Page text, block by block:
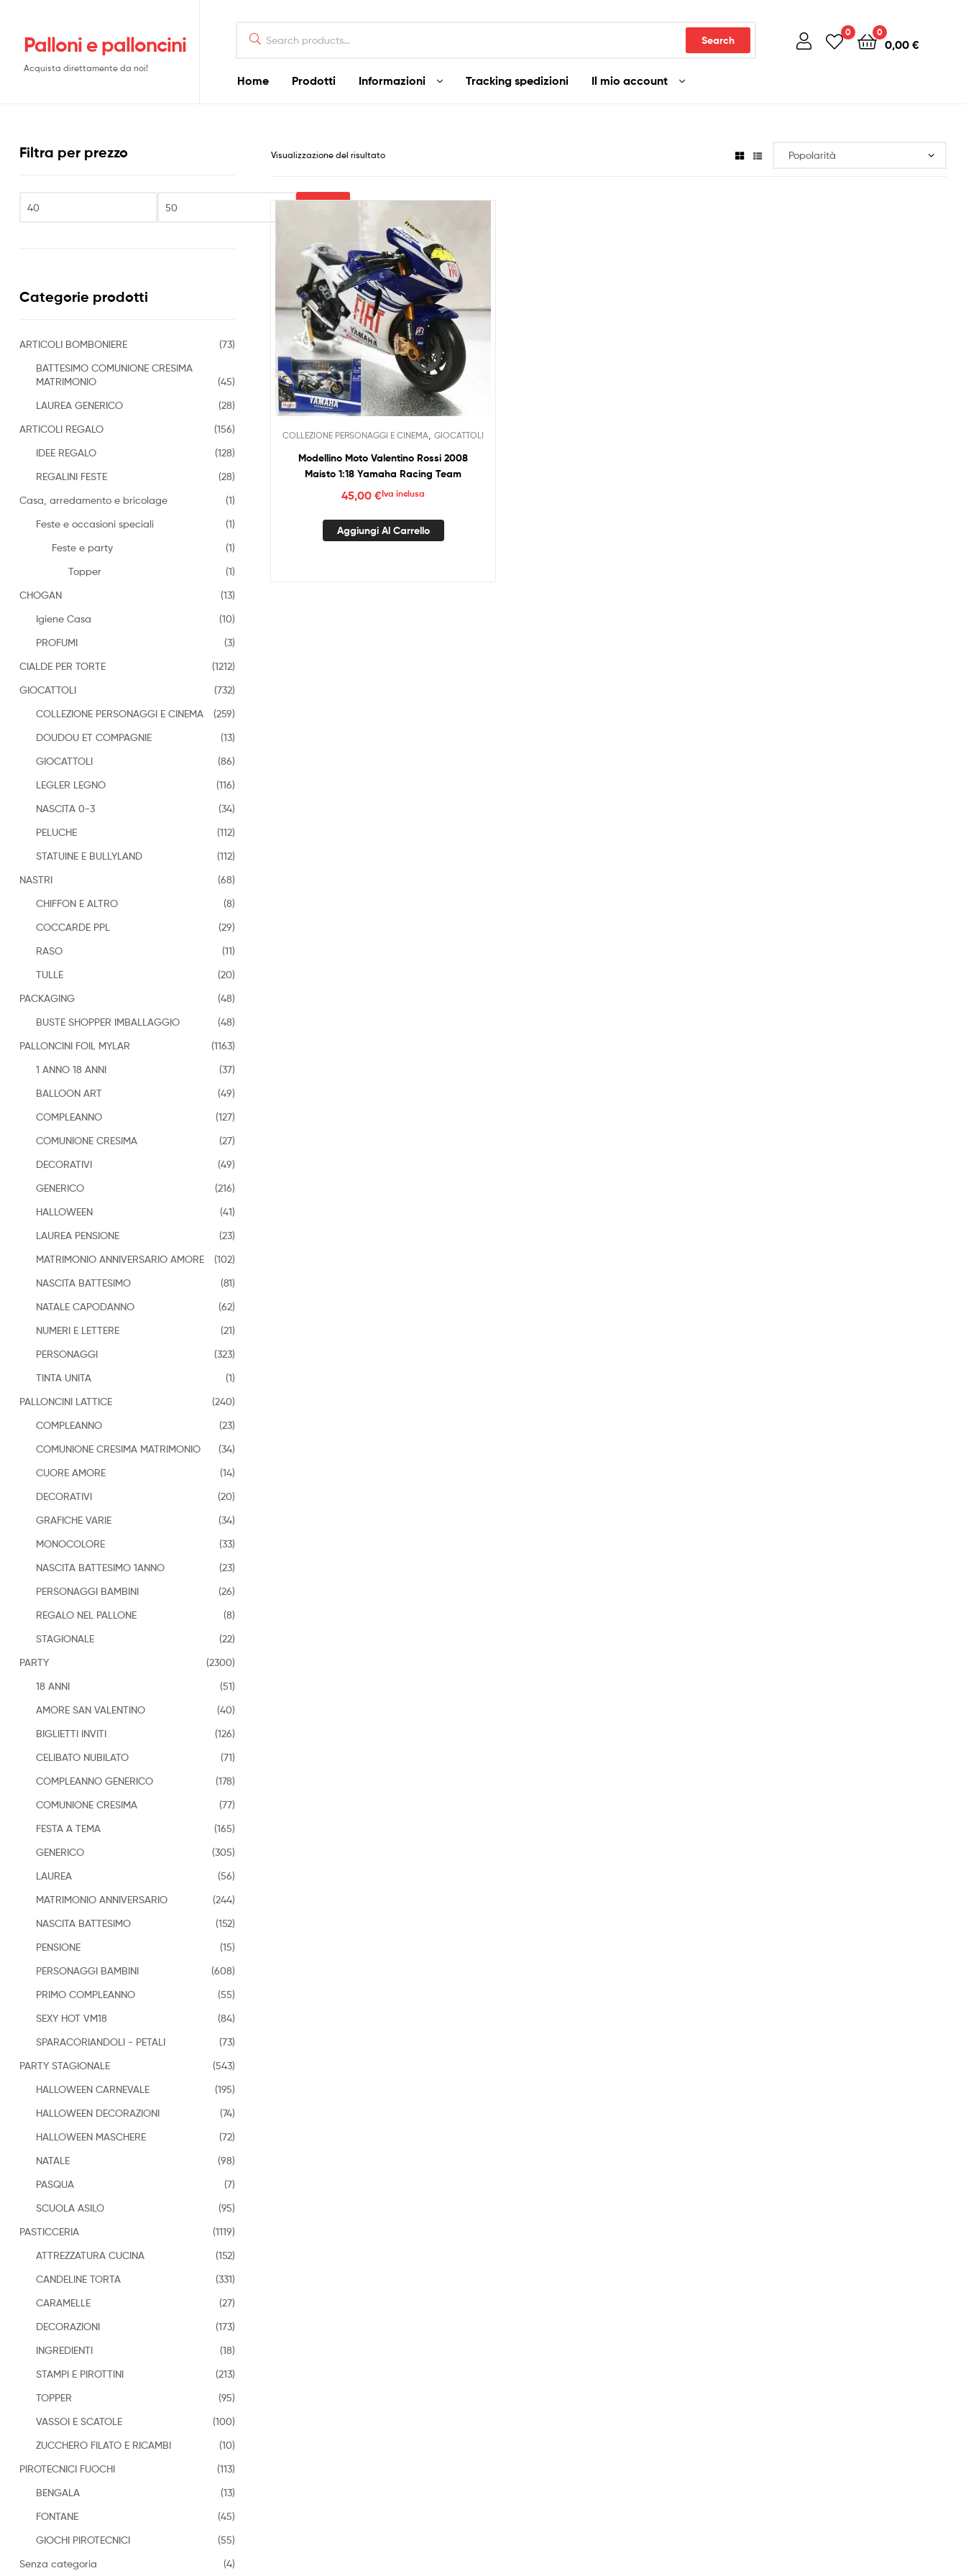
Palloni e palloncini
Acquista direttamente da noi!
for:
Search
0 0
0,00 €
Home Prodotti Informazioni Tracking spedizioni Il mio account
Visualizzazione del risultato
COLLEZIONE PERSONAGGI E CINEMA ,GIOCATTOLI
Modellino Moto Valentino Rossi 2008
Maisto 1:18 Yamaha Racing Team
45,00€Iva inclusa
Aggiungi Al Carrello
Filtra per prezzo
Categorie prodotti
ARTICOLI BOMBONIERE
(73)
BATTESIMO COMUNIONE CRESIMA
MATRIMONIO
(45)
LAUREA GENERICO
(28)
ARTICOLI REGALO
(156)
IDEE REGALO
(128)
REGALINI FESTE
(28)
Casa, arredamento e bricolage
(1)
Feste e occasioni speciali
(1)
Feste e party
(1)
Topper
(1)
CHOGAN
(13)
Igiene Casa
(10)
PROFUMI
(3)
CIALDE PER TORTE
(1212)
GIOCATTOLI
(732)
COLLEZIONE PERSONAGGI E CINEMA
(259)
DOUDOU ET COMPAGNIE
(13)
GIOCATTOLI
(86)
LEGLER LEGNO
(116)
NASCITA 0-3
(34)
PELUCHE
(112)
STATUINE E BULLYLAND
(112)
NASTRI
(68)
CHIFFON E ALTRO
(8)
COCCARDE PPL
(29)
RASO
(11)
TULLE
(20)
PACKAGING
(48)
BUSTE SHOPPER IMBALLAGGIO
(48)
PALLONCINI FOIL MYLAR
(1163)
1 ANNO 18 ANNI
(37)
BALLOON ART
(49)
COMPLEANNO
(127)
COMUNIONE CRESIMA
(27)
DECORATIVI
(49)
GENERICO
(216)
HALLOWEEN
(41)
LAUREA PENSIONE
(23)
MATRIMONIO ANNIVERSARIO AMORE
(102)
NASCITA BATTESIMO
(81)
NATALE CAPODANNO
(62)
NUMERI E LETTERE
(21)
PERSONAGGI
(323)
TINTA UNITA
(1)
PALLONCINI LATTICE
(240)
COMPLEANNO
(23)
COMUNIONE CRESIMA MATRIMONIO
(34)
CUORE AMORE
(14)
DECORATIVI
(20)
GRAFICHE VARIE
(34)
MONOCOLORE
(33)
NASCITA BATTESIMO 1ANNO
(23)
PERSONAGGI BAMBINI
(26)
REGALO NEL PALLONE
(8)
STAGIONALE
(22)
PARTY
(2300)
18 ANNI
(51)
AMORE SAN VALENTINO
(40)
BIGLIETTI INVITI
(126)
CELIBATO NUBILATO
(71)
COMPLEANNO GENERICO
(178)
COMUNIONE CRESIMA
(77)
FESTA A TEMA
(165)
GENERICO
(305)
LAUREA
(56)
MATRIMONIO ANNIVERSARIO
(244)
NASCITA BATTESIMO
(152)
PENSIONE
(15)
PERSONAGGI BAMBINI
(608)
PRIMO COMPLEANNO
(55)
SEXY HOT VM18
(84)
SPARACORIANDOLI - PETALI
(73)
PARTY STAGIONALE
(543)
HALLOWEEN CARNEVALE
(195)
HALLOWEEN DECORAZIONI
(74)
HALLOWEEN MASCHERE
(72)
NATALE
(98)
PASQUA
(7)
SCUOLA ASILO
(95)
PASTICCERIA
(1119)
ATTREZZATURA CUCINA
(152)
CANDELINE TORTA
(331)
CARAMELLE
(27)
DECORAZIONI
(173)
INGREDIENTI
(18)
STAMPI E PIROTTINI
(213)
TOPPER
(95)
VASSOI E SCATOLE
(100)
ZUCCHERO FILATO E RICAMBI
(10)
PIROTECNICI FUOCHI
(113)
BENGALA
(13)
FONTANE
(45)
GIOCHI PIROTECNICI
(55)
Senza categoria
(4)